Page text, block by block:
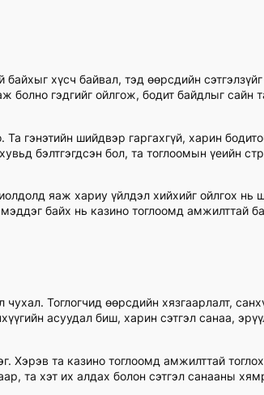
хүсч байвал, тэд өөрсдийн
гэдгийг ойлгож, бодит байдлыг сайн
Та гэнэтийн шийдвэр гаргахгүй, харин
бэлтгэгдсэн бол, та тоглоомын үеийн
яаж хариу үйлдэл хийхийг ойлгох
байх нь казино тоглоомд амжилттай
Тоглогчид өөрсдийн хязгаарлалт,
асуудал биш, харин сэтгэл санаа,
Хэрэв та казино тоглоомд амжилттай
та хэт их алдах болон сэтгэл санааны